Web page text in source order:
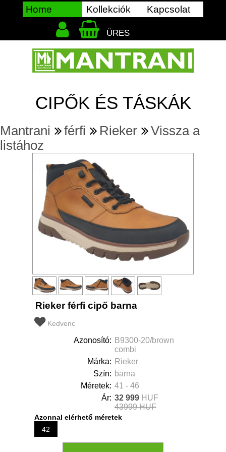
Home Kollekciók Kapcsolat
ÜRES
CIPŐK ÉS TÁSKÁK
Mantrani férfi Rieker
Vissza a
listához
Rieker férfi cipő barna
Kedvenc
Azonosító: B9300-20/brown
combi
Márka: Rieker
Szín: barna
Méretek: 41 - 46
Ár: 32 999 HUF
43999 HUF
Azonnal elérhető méretek
42